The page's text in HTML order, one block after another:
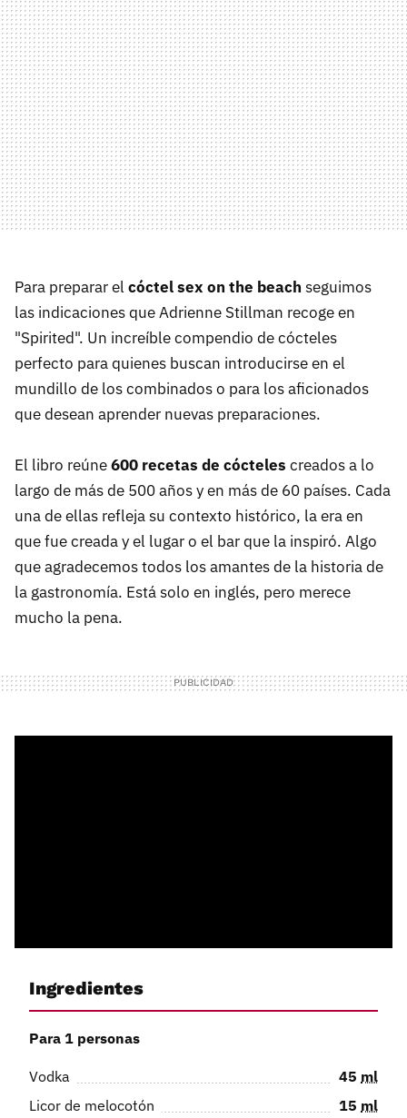
Para preparar el cóctel sex on the beach seguimos
las indicaciones que Adrienne Stillman recoge en
"Spirited". Un increíble compendio de cócteles
perfecto para quienes buscan introducirse en el
mundillo de los combinados o para los aficionados
que desean aprender nuevas preparaciones.
El libro reúne600 recetas de cócteles creados a lo
largo de más de 500 años y en más de 60 países. Cada
una de ellas refleja su contexto histórico, la era en
que fue creada y el lugar o el bar que la inspiró. Algo
que agradecemos todos los amantes de la historia de
la gastronomía. Está solo en inglés, pero merece
mucho la pena.
Ingredientes
Para 1 personas
Vodka 45 ml
Licor de melocotón
15 ml